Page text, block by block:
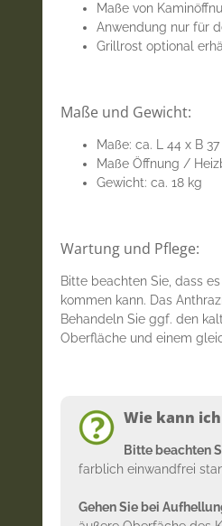
Maße von
Anwendung nur für
Grillrost optional
Maße und Gewicht:
Maße: ca. L 44 x B
Maße Öffnung /
Gewicht: ca. 18 kg
Wartung und Pflege:
Bitte beachten Sie, dass
kommen kann. Das
Behandeln Sie ggf. den
Oberfläche und einem
Wie kann
Bitte beachten
farblich einwandfrei
Gehen Sie bei